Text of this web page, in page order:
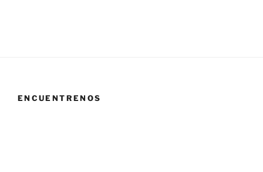
ENCUENTRENOS